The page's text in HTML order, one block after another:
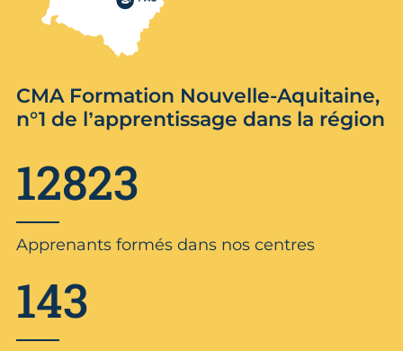
CMA Formation Nouvelle-Aquitaine,
n°1 de l’apprentissage dans la région
12823
Apprenants formés dans nos centres
143